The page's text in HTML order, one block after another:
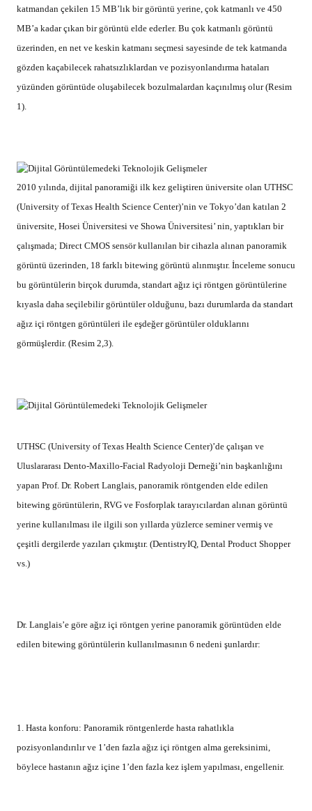
katmandan çekilen 15 MB’lık bir görüntü yerine, çok katmanlı ve 450
MB’a kadar çıkan bir görüntü elde ederler. Bu çok katmanlı görüntü
üzerinden, en net ve keskin katmanı seçmesi sayesinde de tek katmanda
gözden kaçabilecek rahatsızlıklardan ve pozisyonlandırma hataları
yüzünden görüntüde oluşabilecek bozulmalardan kaçınılmış olur (Resim
1).
2010 yılında, dijital panoramiği ilk kez geliştiren üniversite olan UTHSC
(University of Texas Health Science Center)’nin ve Tokyo’dan katılan 2
üniversite, Hosei Üniversitesi ve Showa Üniversitesi’ nin, yaptıkları bir
çalışmada; Direct CMOS sensör kullanılan bir cihazla alınan panoramik
görüntü üzerinden, 18 farklı bitewing görüntü alınmıştır. İnceleme sonucu
bu görüntülerin birçok durumda, standart ağız içi röntgen görüntülerine
kıyasla daha seçilebilir görüntüler olduğunu, bazı durumlarda da standart
ağız içi röntgen görüntüleri ile eşdeğer görüntüler olduklarını
görmüşlerdir. (Resim 2,3).
UTHSC (University of Texas Health Science Center)’de çalışan ve
Uluslararası Dento-Maxillo-Facial Radyoloji Derneği’nin başkanlığını
yapan Prof. Dr. Robert Langlais, panoramik röntgenden elde edilen
bitewing görüntülerin, RVG ve Fosforplak tarayıcılardan alınan görüntü
yerine kullanılması ile ilgili son yıllarda yüzlerce seminer vermiş ve
çeşitli dergilerde yazıları çıkmıştır. (DentistryIQ, Dental Product Shopper
vs.)
Dr. Langlais’e göre ağız içi röntgen yerine panoramik görüntüden elde
edilen bitewing görüntülerin kullanılmasının 6 nedeni şunlardır:
1. Hasta konforu: Panoramik röntgenlerde hasta rahatlıkla
pozisyonlandırılır ve 1’den fazla ağız içi röntgen alma gereksinimi,
böylece hastanın ağız içine 1’den fazla kez işlem yapılması, engellenir.